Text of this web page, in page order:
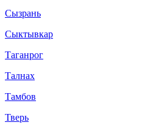
Сызрань
Сыктывкар
Таганрог
Талнах
Тамбов
Тверь